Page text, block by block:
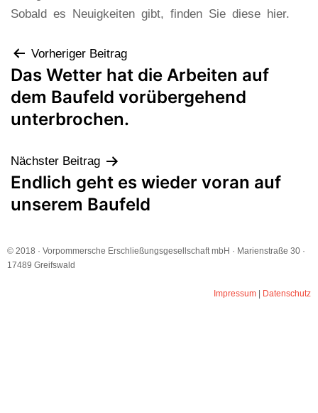
Sobald es Neuigkeiten gibt, finden Sie diese hier.
Vorheriger Beitrag
Das Wetter hat die Arbeiten auf
dem Baufeld vorübergehend
unterbrochen.
Nächster Beitrag
Endlich geht es wieder voran auf
unserem Baufeld
© 2018 · Vorpommersche Erschließungsgesellschaft mbH · Marienstraße 30 ·
17489 Greifswald
Impressum Datenschutz